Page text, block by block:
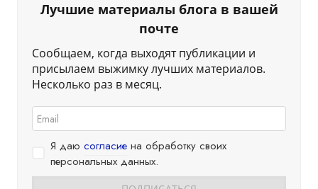
Лучшие материалы блога в вашей
почте
Сообщаем, когда выходят публикации и
присылаем выжимку лучших материалов.
Несколько раз в месяц.
Я даю согласие на обработку своих
персональных данных.